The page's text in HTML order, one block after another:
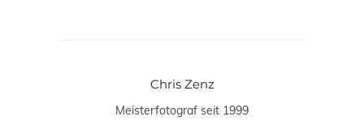
Chris Zenz
Meisterfotograf seit 1999